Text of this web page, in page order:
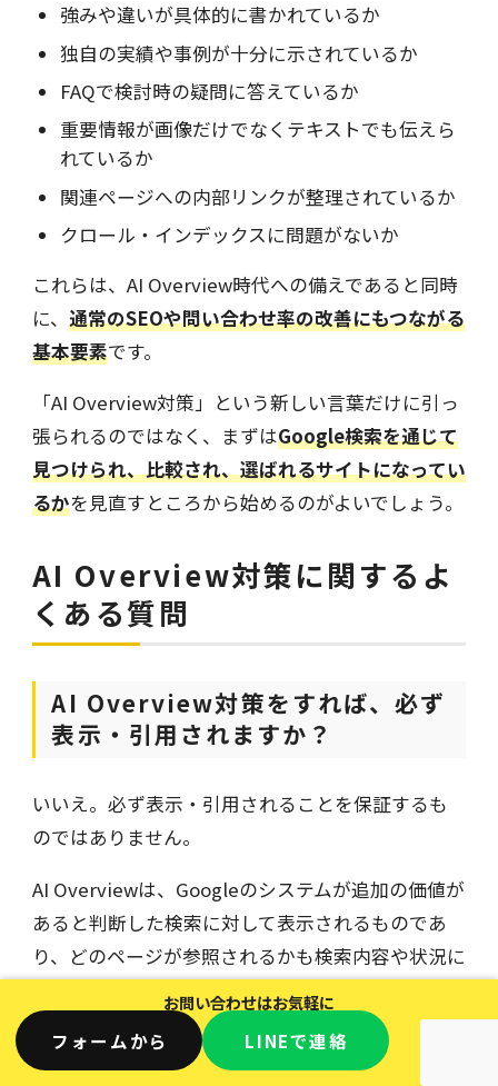
強みや違いが具体的に書かれているか
独自の実績や事例が十分に示されているか
FAQで検討時の疑問に答えているか
重要情報が画像だけでなくテキストでも伝えら
れているか
関連ページへの内部リンクが整理されているか
クロール・インデックスに問題がないか
これらは、AI Overview時代への備えであると同時
に、 通常のSEOや問い合わせ率の改善にもつながる
基本要素です。
「AI Overview対策」という新しい言葉だけに引っ
張られるのではなく、まずはGoogle検索を通じて
見つけられ、比較され、選ばれるサイトになってい
るかを見直すところから始めるのがよいでしょう。
AI Overview対策に関するよ
くある質問
AI Overview対策をすれば、必ず
表示・引用されますか？
いいえ。必ず表示・引用されることを保証するも
のではありません。
AI Overviewは、Googleのシステムが追加の価値が
あると判断した検索に対して表示されるものであ
り、どのページが参照されるかも検索内容や状況に
AI Overviewに表示されるための
お問い合わせはお気軽に
フォームから LINEで連絡